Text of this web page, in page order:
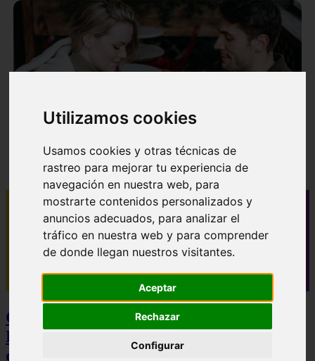
Utilizamos cookies
Usamos cookies y otras técnicas de
rastreo para mejorar tu experiencia de
navegación en nuestra web, para
mostrarte contenidos personalizados y
anuncios adecuados, para analizar el
tráfico en nuestra web y para comprender
de donde llegan nuestros visitantes.
Aceptar
Rechazar
Configurar
✓ 40 mensajes de buenos días para novio que le
alegrarán el día
Camisetas NBA Baratas y Camisetas de
Futbol Baratas: La Estrategia Definitiva
de Ahorro y Calidad